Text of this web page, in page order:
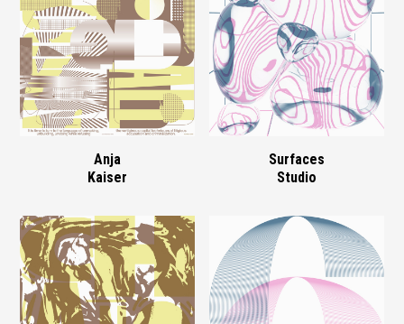
Anja
Kaiser
Surfaces
Studio